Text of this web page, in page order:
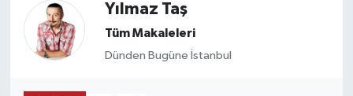
Yılmaz Taş
Tüm Makaleleri
Dünden Bugüne İstanbul
EĞİTİM
Son Dakika Haberleri